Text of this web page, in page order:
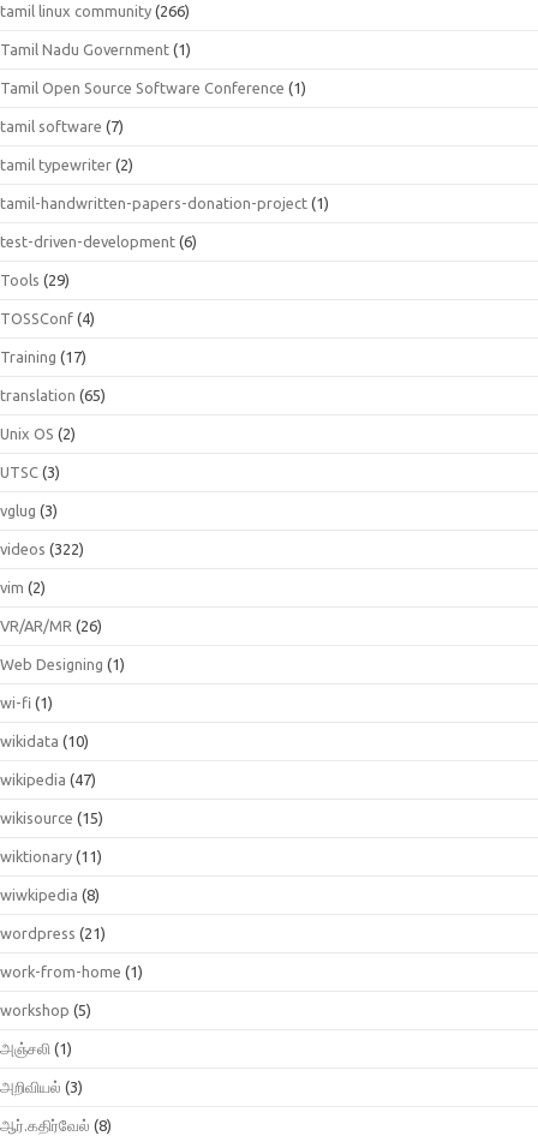
tamil linux community (266)
Tamil Nadu Government (1)
Tamil Open Source Software Conference (1)
tamil software (7)
tamil typewriter (2)
tamil-handwritten-papers-donation-project (1)
test-driven-development (6)
Tools (29)
TOSSConf (4)
Training (17)
translation (65)
Unix OS (2)
UTSC (3)
vglug (3)
videos (322)
vim (2)
VR/AR/MR (26)
Web Designing (1)
wi-fi (1)
wikidata (10)
wikipedia (47)
wikisource (15)
wiktionary (11)
wiwkipedia (8)
wordpress (21)
work-from-home (1)
workshop (5)
அஞ்சலி (1)
அறிவியல் (3)
ஆர்.கதிர்வேல் (8)